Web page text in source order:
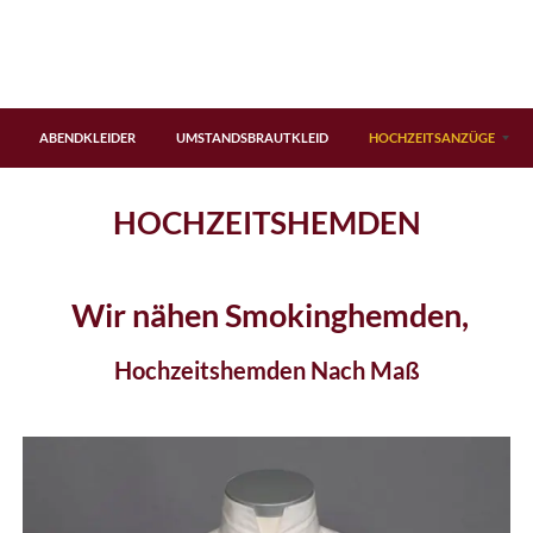
ABENDKLEIDER UMSTANDSBRAUTKLEID HOCHZEITSANZÜGE
HOCHZEITSHEMDEN
Wir nähen Smokinghemden,
Hochzeitshemden Nach Maß